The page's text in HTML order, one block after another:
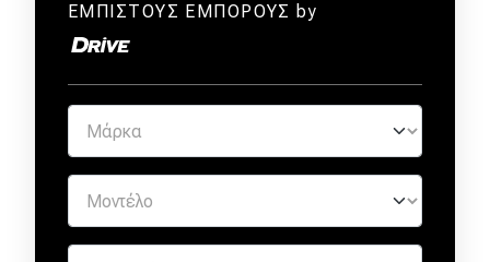
ΕΜΠΙΣΤΟΥΣ ΕΜΠΟΡΟΥΣ by